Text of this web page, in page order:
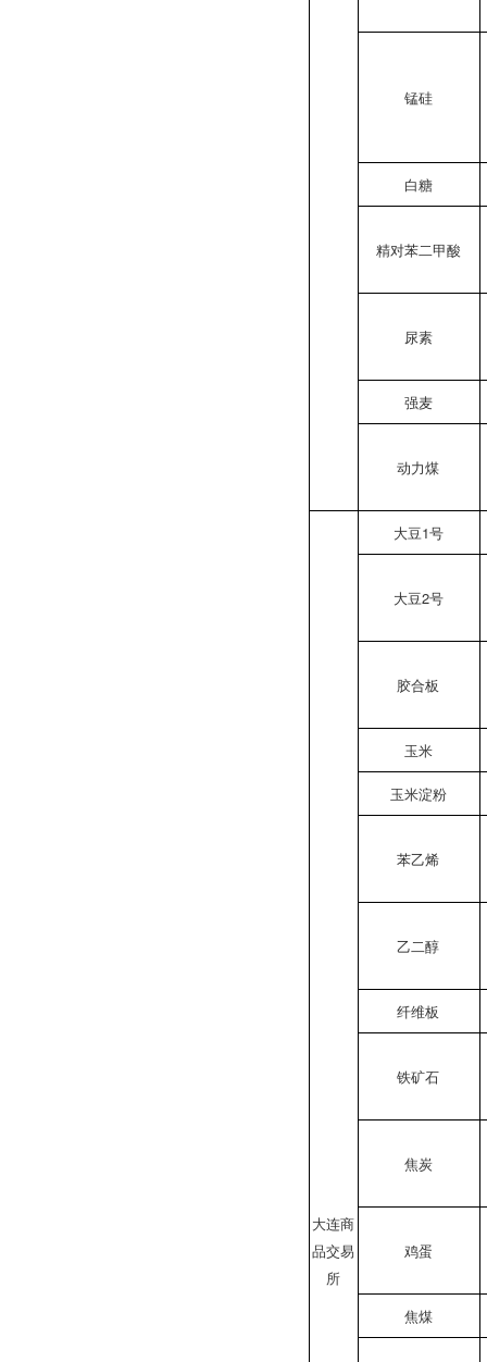
锰硅
白糖
精对苯二甲酸
尿素
强麦
动力煤
大连商
品交易
所
大豆1号
大豆2号
胶合板
玉米
玉米淀粉
苯乙烯
乙二醇
纤维板
铁矿石
焦炭
鸡蛋
焦煤